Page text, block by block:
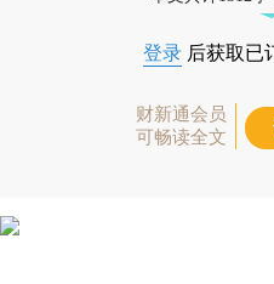
登录 后获取已
财新通会员
可畅读全文